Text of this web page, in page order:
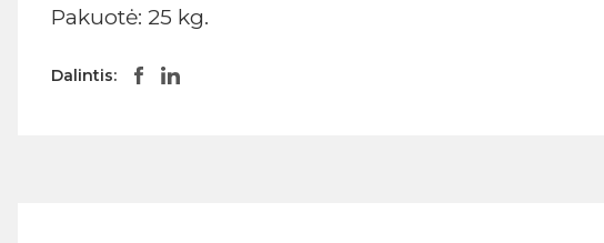
Pakuotė: 25 kg.
Dalintis: